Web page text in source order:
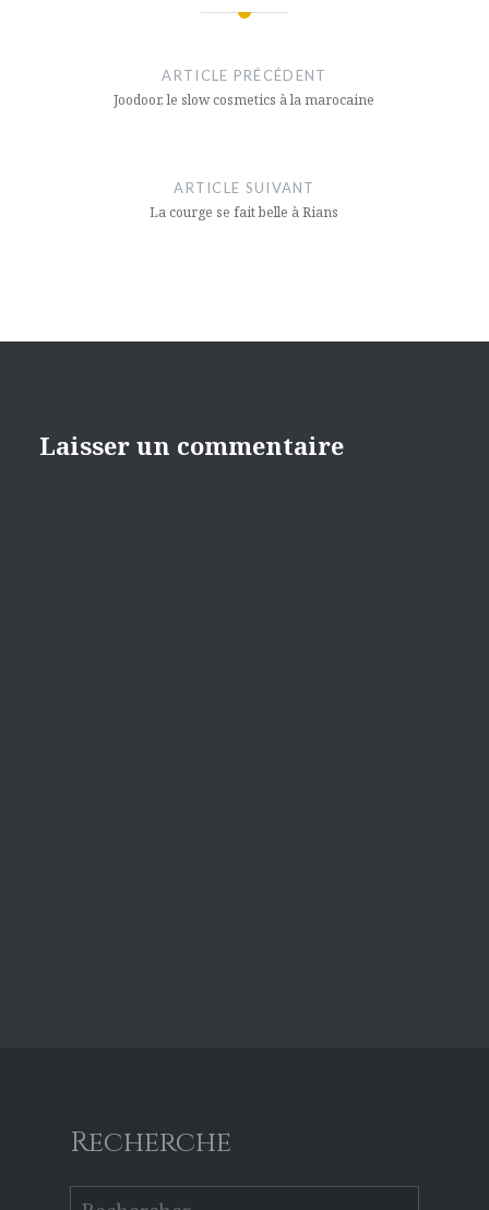
ARTICLE PRÉCÉDENT
Joodoor, le slow cosmetics à la marocaine
ARTICLE SUIVANT
La courge se fait belle à Rians
Laisser un commentaire
Recherche